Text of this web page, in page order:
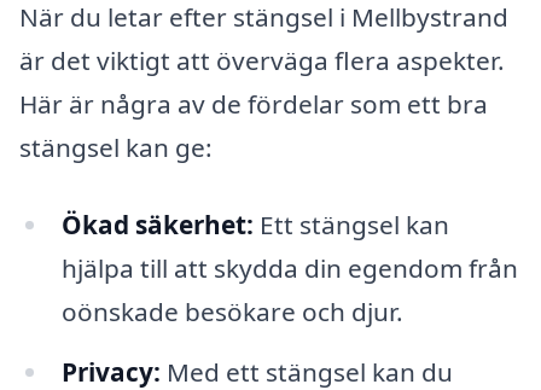
När du letar efter stängsel i Mellbystrand
är det viktigt att överväga flera aspekter.
Här är några av de fördelar som ett bra
stängsel kan ge:
Ökad säkerhet: Ett stängsel kan
hjälpa till att skydda din egendom från
oönskade besökare och djur.
Privacy: Med ett stängsel kan du